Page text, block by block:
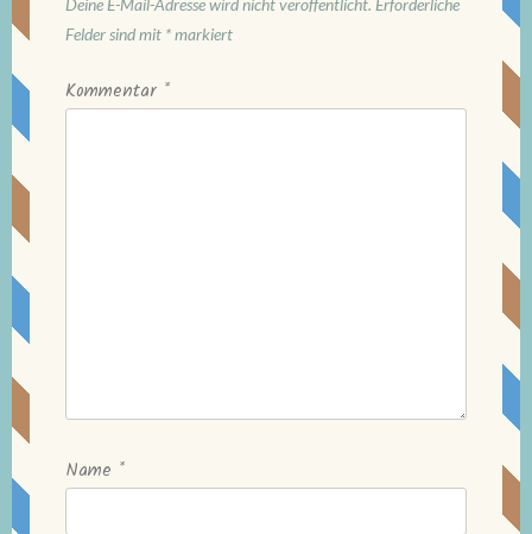
Felder sind mit *markiert
Kommentar *
Name *